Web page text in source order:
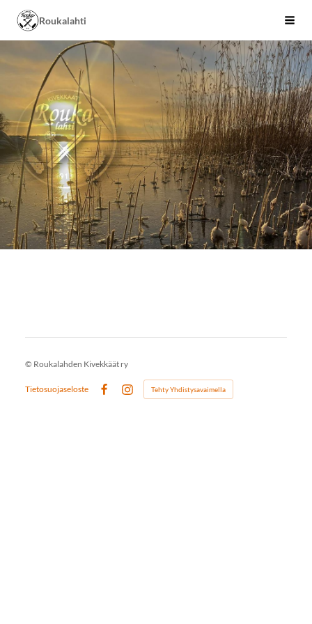
Siirry
sivun
sisältöön
Roukalahti
© Roukalahden Kivekkäät ry
Tietosuojaseloste
Instagram
Tehty Yhdistysavaimella